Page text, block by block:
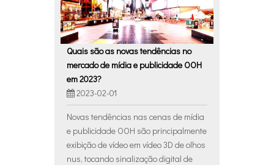
Quais são as novas tendências no
mercado de mídia e publicidade OOH
em 2023?
2023-02-01
Novas tendências nas cenas de mídia
e publicidade OOH são principalmente
exibição de vídeo em vídeo 3D de olhos
nus, tocando sinalização digital de